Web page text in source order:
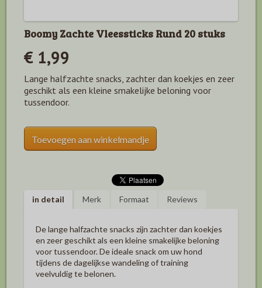
Boomy Zachte Vleessticks Rund 20 stuks
€ 1,99
Lange halfzachte snacks, zachter dan koekjes en zeer
geschikt als een kleine smakelijke beloning voor
tussendoor.
Toevoegen aan winkelmandje
in detail Merk Formaat Reviews
De lange halfzachte snacks zijn zachter dan koekjes
en zeer geschikt als een kleine smakelijke beloning
voor tussendoor. De ideale snack om uw hond
tijdens de dagelijkse wandeling of training
veelvuldig te belonen.